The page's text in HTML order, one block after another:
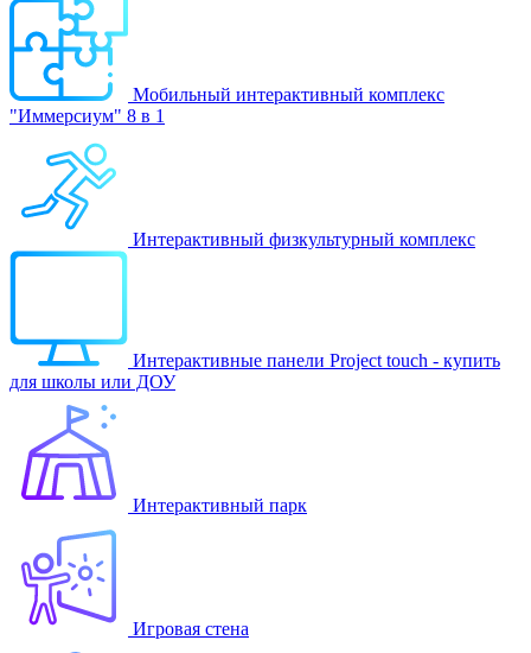
Мобильный интерактивный комплекс
"Иммерсиум" 8 в 1
Интерактивный физкультурный комплекс
Интерактивные панели Project touch - купить
для школы или ДОУ
Интерактивный парк
Игровая стена